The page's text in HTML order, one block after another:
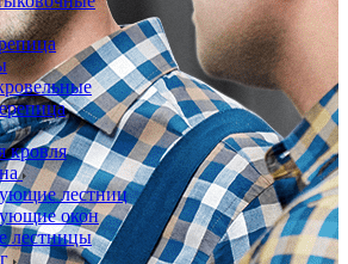
кровля
лестниц
окон
лестницы